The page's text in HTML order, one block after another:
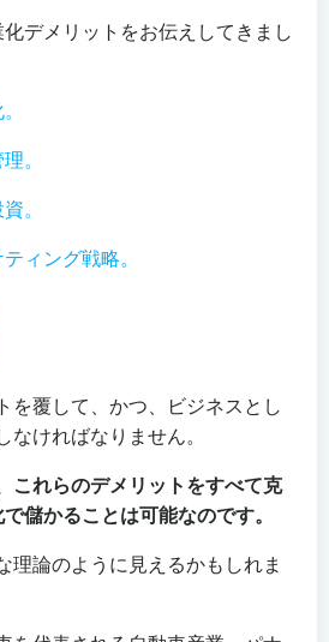
デメリットをお伝えしてきまし
。
。
ィング戦略。
を覆して、かつ、ビジネスとし
ければなりません。
これらのデメリットをすべて克
儲かることは可能なのです。
理論のように見えるかもしれま